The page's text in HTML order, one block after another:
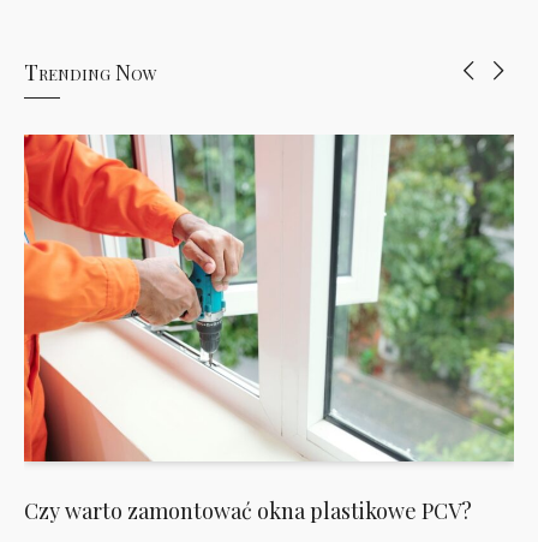
Trending Now
Czy warto zamontować okna plastikowe PCV?